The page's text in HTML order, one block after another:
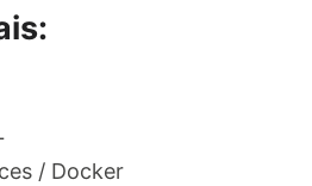
/ Docker